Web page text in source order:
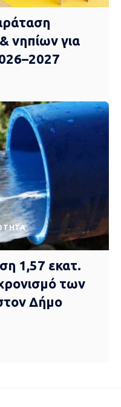
νηπίων για
1,57 εκατ.
των
Δήμο